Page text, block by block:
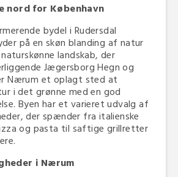
nord for København
bydel i Rudersdal
på en skøn blanding af natur
landskab, der
Jægersborg Hegn og
Nærum et oplagt sted at
i det grønne med en god
Byen har et varieret udvalg af
der spænder fra italienske
og pasta til saftige grillretter
i Nærum